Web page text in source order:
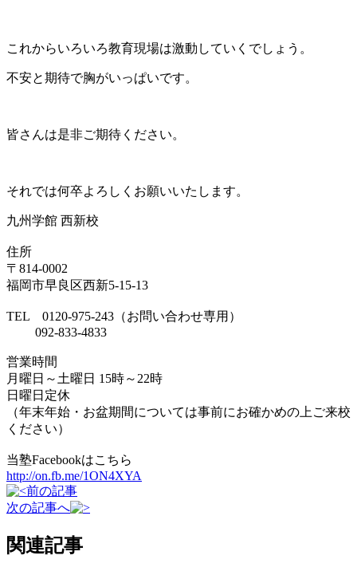
これからいろいろ教育現場は激動していくでしょう。
不安と期待で胸がいっぱいです。
皆さんは是非ご期待ください。
それでは何卒よろしくお願いいたします。
九州学館 西新校
住所
〒814-0002
福岡市早良区西新5-15-13
TEL 0120-975-243（お問い合わせ専用）
092-833-4833
営業時間
月曜日～土曜日 15時～22時
日曜日定休
（年末年始・お盆期間については事前にお確かめの上ご来校
ください）
当塾Facebookはこちら
http://on.fb.me/1ON4XYA
前の記事
次の記事へ
関連記事